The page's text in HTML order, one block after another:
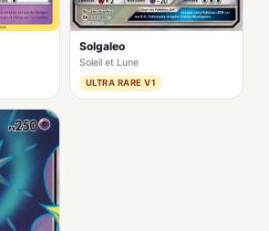
Solgaleo
Soleil et Lune
ULTRA RARE V1